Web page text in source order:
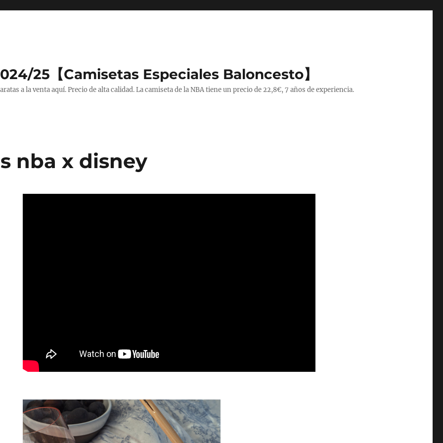
25【Camisetas Especiales Baloncesto】
a la venta aquí. Precio de alta calidad. La camiseta de la NBA tiene un precio de 22,8€, 7 años de experiencia.
nba x disney